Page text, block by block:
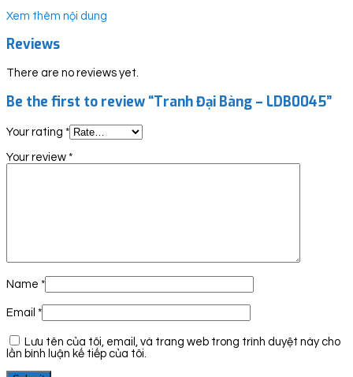
Xem thêm nội dung
Reviews
There are no reviews yet.
Be the first to review “Tranh Đại Bàng – LDB0045”
Your rating *
Your review *
Name *
Email *
Lưu tên của tôi, email, và trang web trong trình duyệt này cho
lần bình luận kế tiếp của tôi.